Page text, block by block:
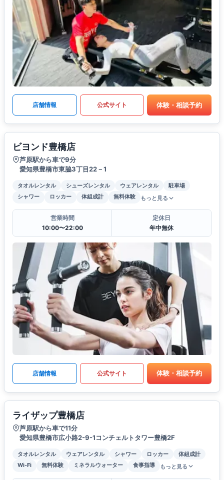
店舗情報 公式サイト 体験・相談予約
ビヨンド豊橋店
芦原駅から車で9分
愛知県豊橋市東脇3丁目22－1
タオルレンタル シューズレンタル ウェアレンタル
駐車場
シャワー
ロッカー 体組成計 無料体験 もっと見る
営業時間
10:00〜22:00
定休日
年中無休
店舗情報 公式サイト 体験・相談予約
ライザップ豊橋店
芦原駅から車で11分
愛知県豊橋市広小路2-9-1コンチェルトタワー豊橋2F
タオルレンタル ウェアレンタル シャワー ロッカー
体組成計
Wi-Fi
無料体験 ミネラルウォーター 食事指導 もっと見る